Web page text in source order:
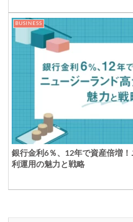
BUSINESS
銀行金利6％、12年で資産倍増
利運用の魅力と戦略